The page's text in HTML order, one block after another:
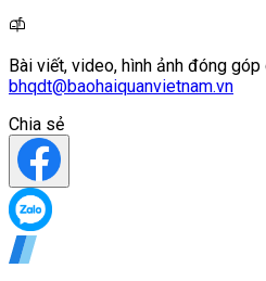
Bài viết, video, hình ảnh đóng
bhqdt@baohaiquanvietnam.vn
Chia sẻ